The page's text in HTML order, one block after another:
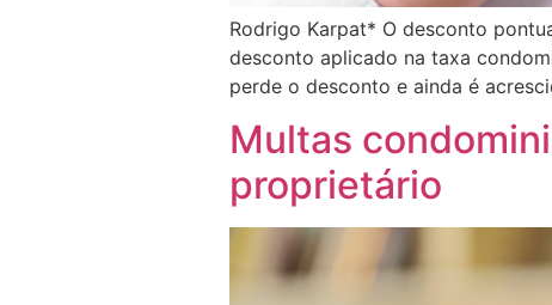
Rodrigo Karpat* O desconto
desconto aplicado na taxa
perde o desconto e ainda é
Multas
proprietário